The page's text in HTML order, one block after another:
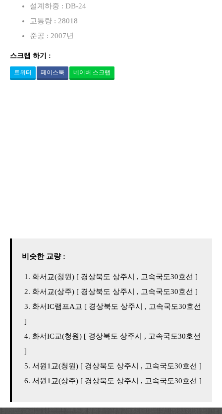
설계하중 : DB-24
교통량 : 28018
준공 : 2007년
스크랩 하기 :
트위터 페이스북 네이버 스크랩
비슷한 교량 :
화서교(청원) [ 경상북도 상주시 , 고속국도30호선 ]
화서교(상주) [ 경상북도 상주시 , 고속국도30호선 ]
화서IC램프A교 [ 경상북도 상주시 , 고속국도30호선
]
화서IC교(청원) [ 경상북도 상주시 , 고속국도30호선
]
서원1교(청원) [ 경상북도 상주시 , 고속국도30호선 ]
서원1교(상주) [ 경상북도 상주시 , 고속국도30호선 ]